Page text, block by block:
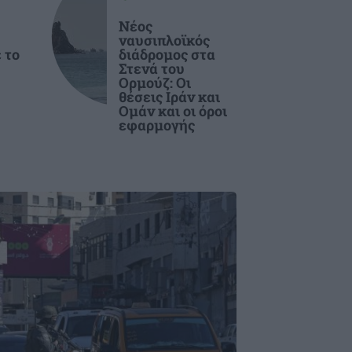
Νέος
ναυσιπλοϊκός
διάδρομος στα
Στενά του
Ορμούζ: Οι
θέσεις Ιράν και
Ομάν και οι όροι
εφαρμογής